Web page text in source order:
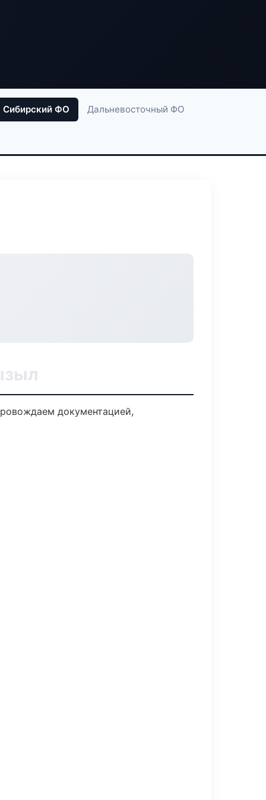
Сибирский ФО Дальневосточный ФО
документацией,